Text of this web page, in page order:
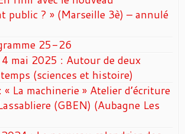
public ? » (Marseille 3è) – annulé
25-26
mai 2025 : Autour de deux
(sciences et histoire)
La machinerie » Atelier d’écriture
(GBEN) (Aubagne Les